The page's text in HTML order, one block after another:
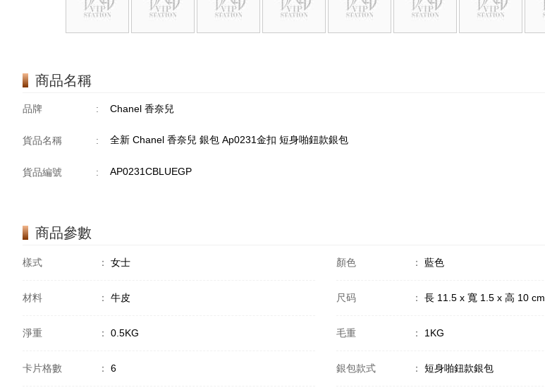
商品名稱
品牌 : Chanel 香奈兒
貨品名稱 : 全新 Chanel 香奈兒 銀包 Ap0231金扣 短身啪鈕款銀包
貨品編號 : AP0231CBLUEGP
商品參數
樣式 ： 女士 顏色 ： 藍色
材料 ： 牛皮 尺码 ： 長 11.5 x 寬 1.5 x 高 10 cm
淨重 ： 0.5KG 毛重 ： 1KG
卡片格數 ： 6 銀包款式 ： 短身啪鈕款銀包